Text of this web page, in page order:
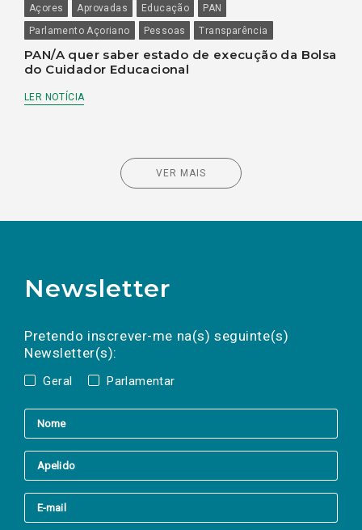
Açores Aprovadas Educação
PAN
Parlamento Açoriano
Pessoas Transparência
PAN/A quer saber estado de execução da Bolsa
do Cuidador Educacional
LER NOTÍCIA
VER MAIS
Newsletter
Pretendo inscrever-me na(s) seguinte(s)
Newsletter(s):
Geral Parlamentar
a(s) newsletter(s).
mail